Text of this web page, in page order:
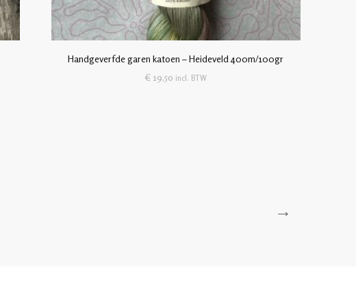
Handgeverfde garen katoen – Heideveld 400m/100gr
€ 19,50 incl. BTW
→